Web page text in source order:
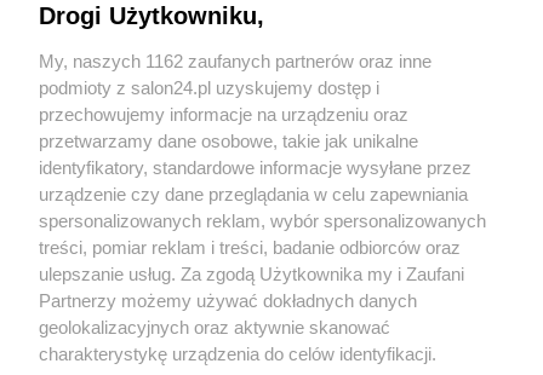
Sport
Społeczeństwo
Kultura
X Facebook Instagram Youtube
Drogi Użytkowniku,
My, naszych 1162 zaufanych partnerów oraz inne
podmioty z salon24.pl uzyskujemy dostęp i
przechowujemy informacje na urządzeniu oraz
przetwarzamy dane osobowe, takie jak unikalne
identyfikatory, standardowe informacje wysyłane przez
urządzenie czy dane przeglądania w celu zapewniania
spersonalizowanych reklam, wybór spersonalizowanych
treści, pomiar reklam i treści, badanie odbiorców oraz
ulepszanie usług. Za zgodą Użytkownika my i Zaufani
Partnerzy możemy używać dokładnych danych
geolokalizacyjnych oraz aktywnie skanować
charakterystykę urządzenia do celów identyfikacji.